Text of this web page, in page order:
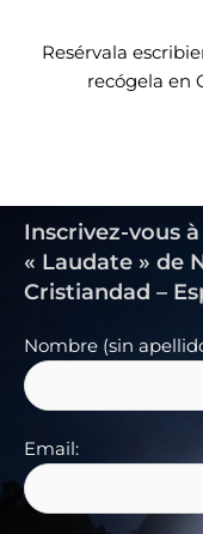
Resérvala
recógela en
Inscrivez-vous
« Laudate » de
Cristiandad –
Nombre (sin
Email: